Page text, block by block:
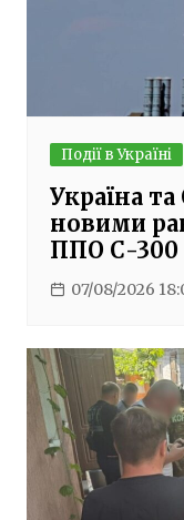
Події в Україні
Україна
новими
ППО С-300
07/08/2026